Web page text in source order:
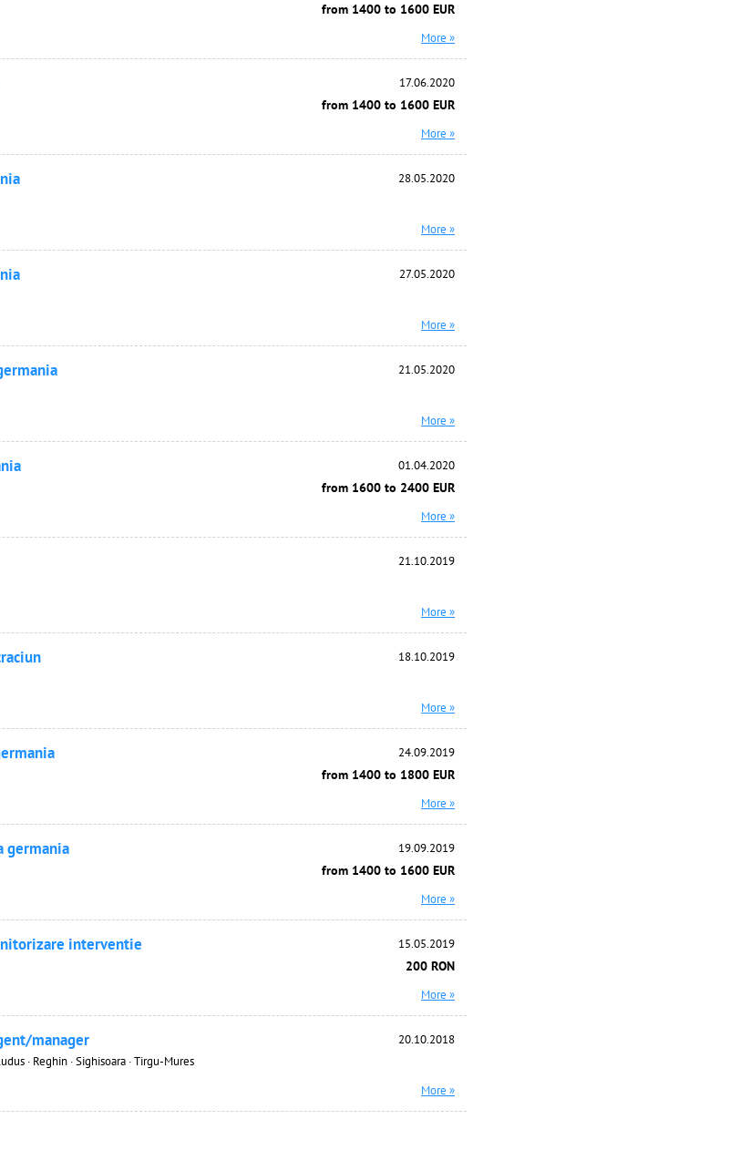
from 1400 to 1600 EUR
More »
17.06.2020
from 1400 to 1600 EUR
More »
28.05.2020
More »
27.05.2020
More »
21.05.2020
More »
01.04.2020
from 1600 to 2400 EUR
More »
21.10.2019
More »
18.10.2019
More »
24.09.2019
from 1400 to 1800 EUR
More »
germania 19.09.2019
from 1400 to 1600 EUR
More »
interventie 15.05.2019
200 RON
More »
manager 20.10.2018
· Reghin · Sighisoara · Tirgu-Mures
More »